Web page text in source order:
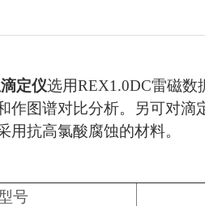
定仪选用REX1.0DC雷磁
作图谱对比分析。另可对
用抗高氯酸腐蚀的材料。
号